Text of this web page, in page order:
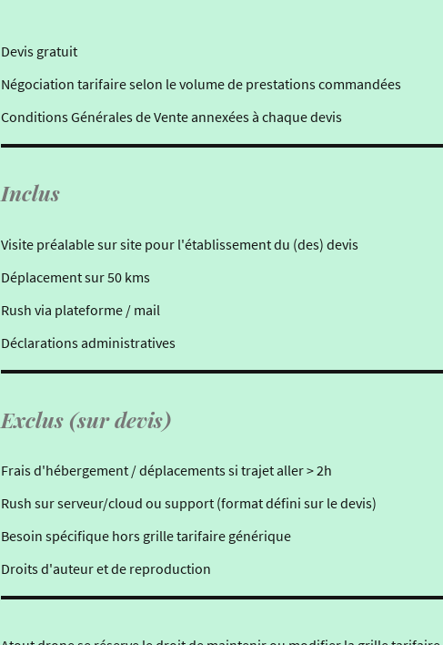
Devis gratuit
Négociation tarifaire selon le volume de prestations commandées
Conditions Générales de Vente annexées à chaque devis
Inclus
Visite préalable sur site pour l'établissement du (des) devis
Déplacement sur 50 kms
Rush via plateforme / mail
Déclarations administratives
Exclus (sur devis)
Frais d'hébergement / déplacements si trajet aller > 2h
Rush sur serveur/cloud ou support (format défini sur le devis)
Besoin spécifique hors grille tarifaire générique
Droits d'auteur et de reproduction